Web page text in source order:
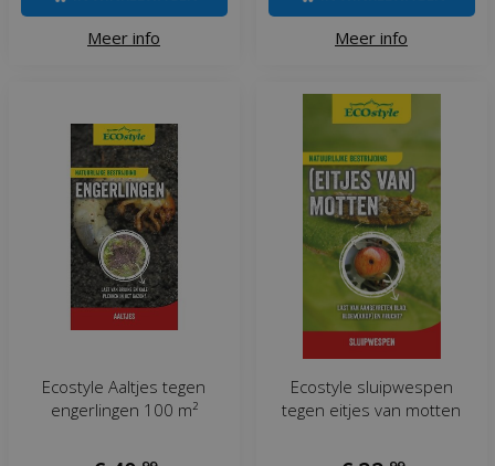
Meer info Meer info
Ecostyle Aaltjes tegen
engerlingen 100 m²
Ecostyle sluipwespen
tegen eitjes van motten